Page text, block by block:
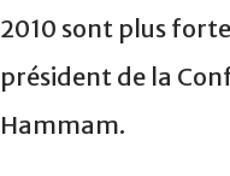
2010 sont plus
président de la
Hammam.